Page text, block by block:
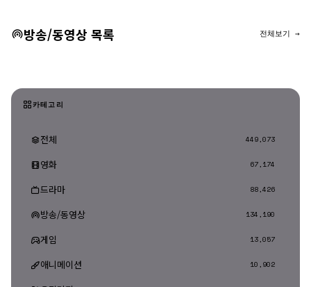
방송/동영상 목록 전체보기 →
카테고리
전체 449,073
영화 67,174
드라마 88,426
방송/동영상 134,190
게임 13,057
애니메이션 10,902